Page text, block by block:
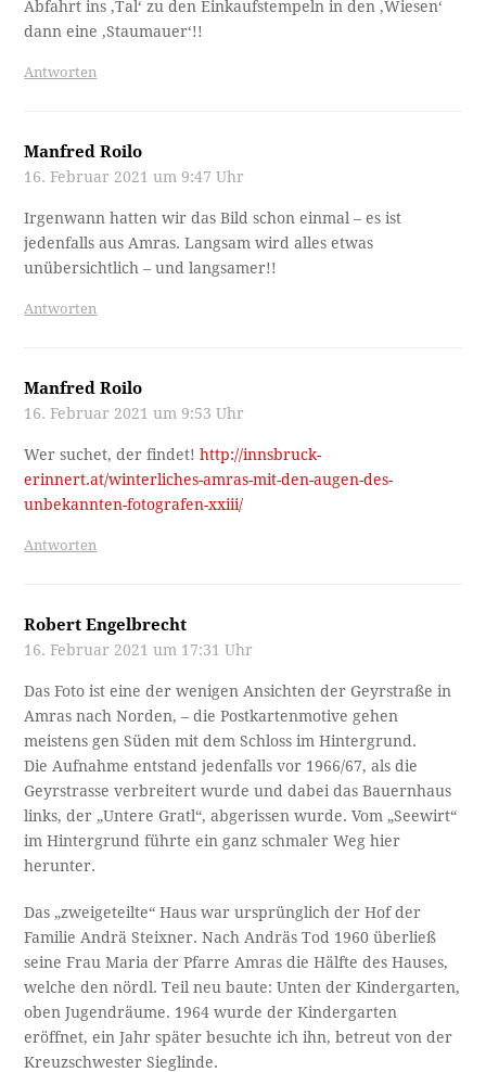
Abfahrt ins ‚Tal‘ zu den Einkaufstempeln in den ‚Wiesen‘
dann eine ‚Staumauer‘!!
Antworten
Manfred Roilo
16. Februar 2021 um 9:47 Uhr
Irgenwann hatten wir das Bild schon einmal – es ist
jedenfalls aus Amras. Langsam wird alles etwas
unübersichtlich – und langsamer!!
Antworten
Manfred Roilo
16. Februar 2021 um 9:53 Uhr
Wer suchet, der findet!http://innsbruck-
erinnert.at/winterliches-amras-mit-den-augen-des-
unbekannten-fotografen-xxiii/
Antworten
Robert Engelbrecht
16. Februar 2021 um 17:31 Uhr
Das Foto ist eine der wenigen Ansichten der Geyrstraße in
Amras nach Norden, – die Postkartenmotive gehen
meistens gen Süden mit dem Schloss im Hintergrund.
Die Aufnahme entstand jedenfalls vor 1966/67, als die
Geyrstrasse verbreitert wurde und dabei das Bauernhaus
links, der „Untere Gratl“, abgerissen wurde. Vom „Seewirt“
im Hintergrund führte ein ganz schmaler Weg hier
herunter.
Das „zweigeteilte“ Haus war ursprünglich der Hof der
Familie Andrä Steixner. Nach Andräs Tod 1960 überließ
seine Frau Maria der Pfarre Amras die Hälfte des Hauses,
welche den nördl. Teil neu baute: Unten der Kindergarten,
oben Jugendräume. 1964 wurde der Kindergarten
eröffnet, ein Jahr später besuchte ich ihn, betreut von der
Kreuzschwester Sieglinde.